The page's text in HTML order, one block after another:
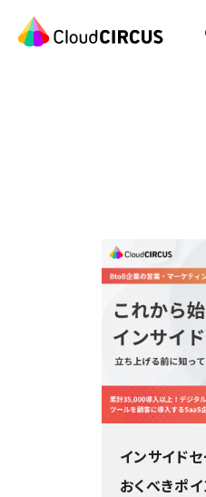
インサイド
おくべきポ